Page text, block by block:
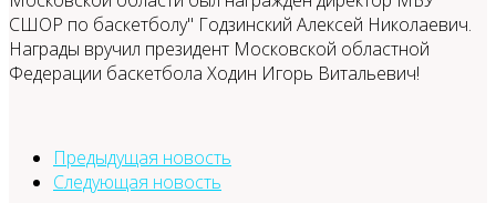
СШОР по баскетболу" Годзинский Алексей Николаевич.
Награды вручил президент Московской областной
Федерации баскетбола Ходин Игорь Витальевич!
Предыдущая новость
Следующая новость